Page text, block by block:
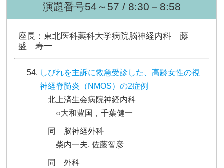
演題番号54～57 / 8:30－8:58
座長：東北医科薬科大学病院脳神経内科 藤
盛 寿一
しびれを主訴に救急受診した、高齢女性の視
神経脊髄炎（NMOS）の2症例
北上済生会病院神経内科
○大和豊国，千葉健一
同 脳神経外科
柴内一夫, 佐藤智彦
同 外科